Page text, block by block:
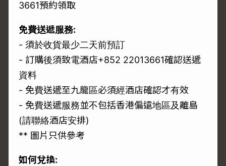
3661預約領取
免費送遞服務:
- 須於收貨最少二天前預訂
- 訂購後須致電酒店+852 22013661確認送遞
資料
- 免費送遞至九龍區必須經酒店確認才有效
- 免費送遞服務並不包括香港偏遠地區及離島
(請聯絡酒店安排)
** 圖片只供參考
如何兌換: